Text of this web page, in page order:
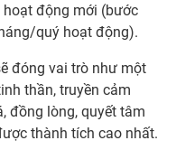
động mới (bước
quý hoạt động).
đóng vai trò như một
thần, truyền cảm
đồng lòng, quyết tâm
thành tích cao nhất.